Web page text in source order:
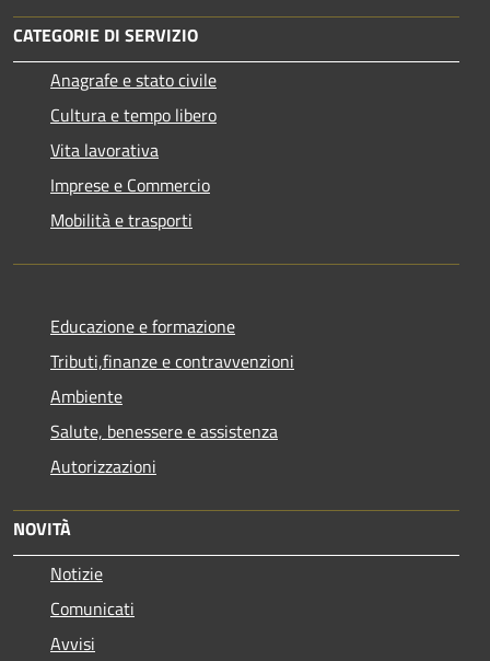
CATEGORIE DI SERVIZIO
Anagrafe e stato civile
Cultura e tempo libero
Vita lavorativa
Imprese e Commercio
Mobilità e trasporti
Educazione e formazione
Tributi,finanze e contravvenzioni
Ambiente
Salute, benessere e assistenza
Autorizzazioni
NOVITÀ
Notizie
Comunicati
Avvisi